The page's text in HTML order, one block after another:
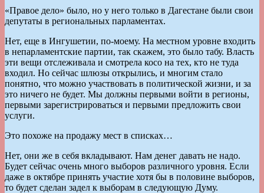
«Правое дело» было, но у него только в Дагестане были свои
депутаты в региональных парламентах.
Нет, еще в Ингушетии, по-моему. На местном уровне входить
в непарламентские партии, так скажем, это было табу. Власть
эти вещи отслеживала и смотрела косо на тех, кто не туда
входил. Но сейчас шлюзы открылись, и многим стало
понятно, что можно участвовать в политической жизни, и за
это ничего не будет. Мы должны первыми войти в регионы,
первыми зарегистрироваться и первыми предложить свои
услуги.
Это похоже на продажу мест в списках…
Нет, они же в себя вкладывают. Нам денег давать не надо.
Будет сейчас очень много выборов различного уровня. Если
даже в октябре принять участие хотя бы в половине выборов,
то будет сделан задел к выборам в следующую Думу.